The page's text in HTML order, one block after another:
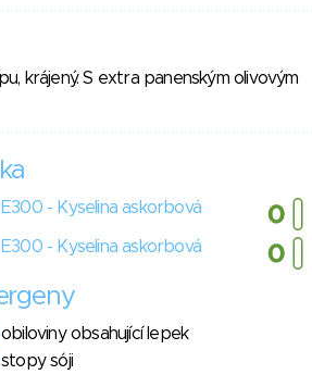
krájený. S extra panenským olivovým
E300 - Kyselina askorbová
E300 - Kyselina askorbová
obiloviny obsahující lepek
stopy sóji